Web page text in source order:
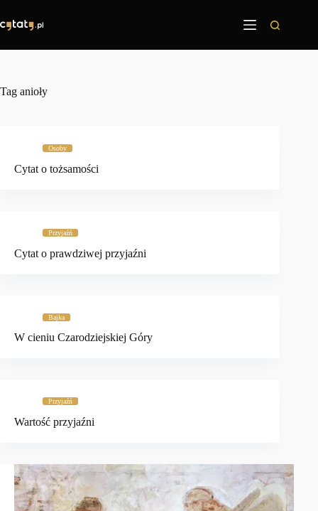
treści
Tag anioły
Osoby
Cytat o tożsamości
Przyjaźń
Cytat o prawdziwej przyjaźni
Bajka
W cieniu Czarodziejskiej Góry
Przyjaźń
Wartość przyjaźni